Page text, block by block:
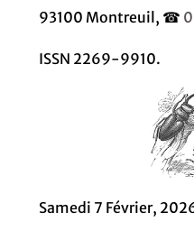
93100 Montreuil, ☎
ISSN 2269-9910.
Samedi 7 Février,